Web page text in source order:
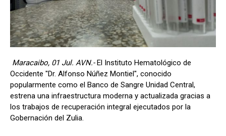
Maracaibo, 01 Jul. AVN.-El Instituto Hematológico de
Occidente "Dr. Alfonso Núñez Montiel", conocido
popularmente como el Banco de Sangre Unidad Central,
estrena una infraestructura moderna y actualizada gracias a
los trabajos de recuperación integral ejecutados por la
Gobernación del Zulia.